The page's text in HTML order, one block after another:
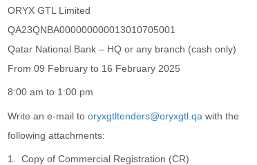
ORYX GTL Limited
QA23QNBA000000000013010705001
Qatar National Bank – HQ or any branch (cash only)
From 09 February to 16 February 2025
8:00 am to 1:00 pm
Write an e-mail to oryxgtltenders@oryxgtl.qa with the
following attachments:
1. Copy of Commercial Registration (CR)